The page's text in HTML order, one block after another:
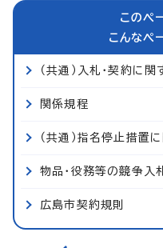
このペ
こんなペ
（共通）入札・契約に
関係規程
（共通）指名停止措置
物品・役務等の競争入
広島市契約規則